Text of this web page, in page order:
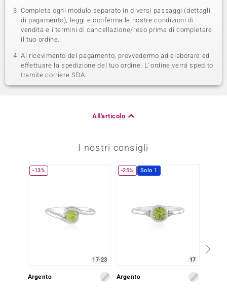
Completa ogni modulo separato in diversi passaggi (dettagli
di pagamento), leggi e conferma le nostre condizioni di
vendita e i termini di cancellazione/reso prima di completare
il tuo ordine.
Al ricevimento del pagamento, provvedermo ad elaborare ed
effettuare la spedizione del tuo ordine. L´ordine verrá spedito
tramite corriere SDA.
All'articolo
I nostri consigli
-13%
17-23
Argento
-25% Solo 1
17
Argento